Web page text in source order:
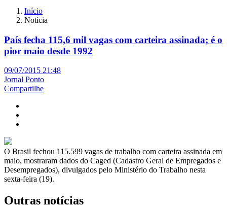
Início
Notícia
País fecha 115,6 mil vagas com carteira assinada; é o
pior maio desde 1992
09/07/2015 21:48
Jornal Ponto
Compartilhe
O Brasil fechou 115.599 vagas de trabalho com carteira assinada em
maio, mostraram dados do Caged (Cadastro Geral de Empregados e
Desempregados), divulgados pelo Ministério do Trabalho nesta
sexta-feira (19).
Outras notícias